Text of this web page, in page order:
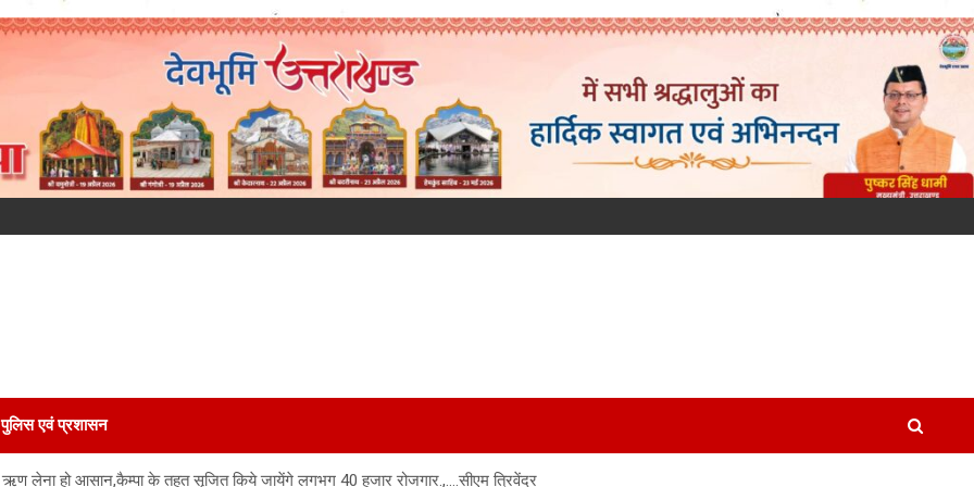
पुलिस एवं प्रशासन
लेना हो आसान,कैम्पा के तहत सृजित किये जायेंगे लगभग 40 हजार रोजगार.,….सीएम त्रिवेंद्र